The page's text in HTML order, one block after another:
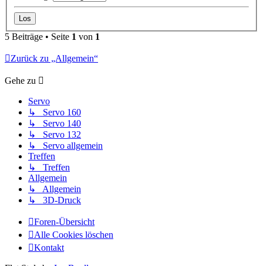
5 Beiträge • Seite 1 von 1
Zurück zu „Allgemein“
Gehe zu
Servo
↳ Servo 160
↳ Servo 140
↳ Servo 132
↳ Servo allgemein
Treffen
↳ Treffen
Allgemein
↳ Allgemein
↳ 3D-Druck
Foren-Übersicht
Alle Cookies löschen
Kontakt